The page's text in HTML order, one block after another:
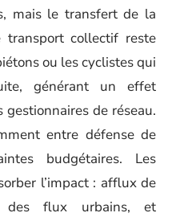
mais le transfert de la
collectif reste
ou les cyclistes qui
générant un effet
de réseau.
entre défense de
budgétaires. Les
l’impact : afflux de
des flux urbains, et